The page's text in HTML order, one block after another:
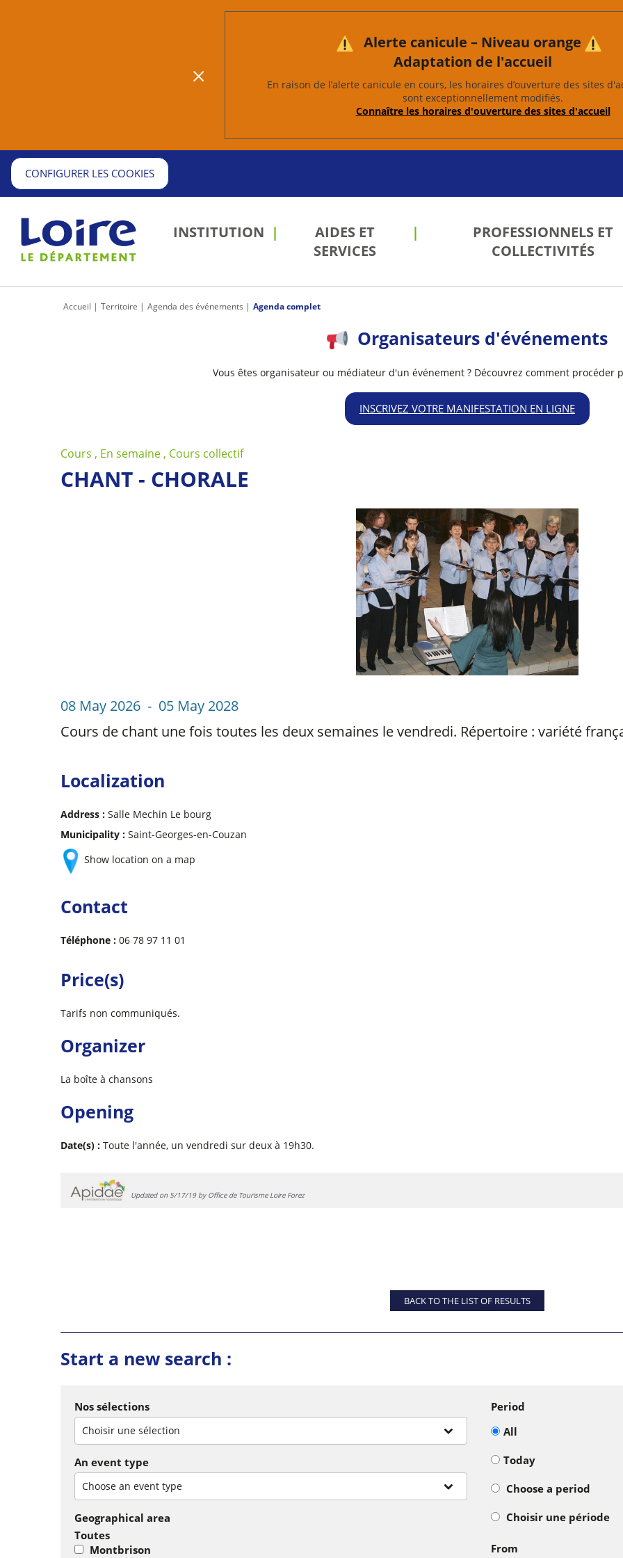
Alerte canicule – Niveau orange
Adaptation de l'accueil
En raison de l’alerte canicule en cours, les horaires d’ouverture des sites
sont exceptionnellement modifiés.
Connaître les horaires d'ouverture des sites d'accueil
CONFIGURER LES COOKIES
INSTITUTION
AIDES ET
SERVICES
PROFESSIONNELS ET
COLLECTIVITÉS
Accueil Territoire Agenda des événements Agenda complet
Organisateurs d'événements
Vous êtes organisateur ou médiateur d'un événement ? Découvrez comment procéder
INSCRIVEZ VOTRE MANIFESTATION EN LIGNE
Cours , En semaine , Cours collectif
CHANT - CHORALE
08 May 2026 - 05 May 2028
Cours de chant une fois toutes les deux semaines le vendredi. Répertoire : variété
Localization
Address : Salle Mechin Le bourg
Municipality : Saint-Georges-en-Couzan
Show location on a map
Contact
Téléphone : 06 78 97 11 01
Price(s)
Tarifs non communiqués.
Organizer
La boîte à chansons
Opening
Date(s) : Toute l'année, un vendredi sur deux à 19h30.
Updated on 5/17/19 by Office de Tourisme Loire Forez
BACK TO THE LIST OF RESULTS
Start a new search :
Nos sélections
Choisir une sélection
An event type
Choose an event type
Geographical area
Toutes
Montbrison
Period
All
Today
Choose a period
Choisir une période
From